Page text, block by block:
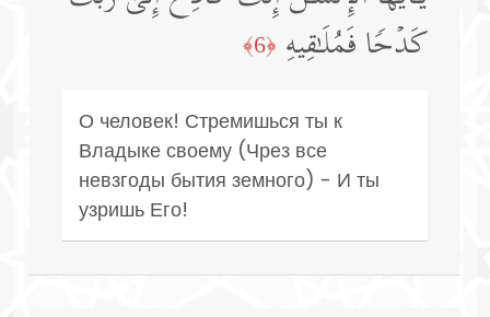
كَدۡحࣰا فَمُلَـٰقِیهِ ﴿6﴾
О человек! Стремишься ты к
Владыке своему (Чрез все
невзгоды бытия земного) - И ты
узришь Его!